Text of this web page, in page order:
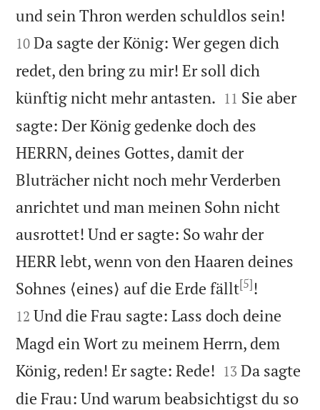
und sein Thron werden schuldlos sein!
10 Da sagte der König: Wer gegen dich
redet, den bring zu mir! Er soll dich
künftig nicht mehr antasten. 

11 Sie aber
sagte: Der König gedenke doch des
HERRN, deines Gottes, damit der
Bluträcher nicht noch mehr Verderben
anrichtet und man meinen Sohn nicht
ausrottet! Und er sagte: So wahr der
HERR lebt, wenn von den Haaren deines
Sohnes ⟨eines⟩ auf die Erde fällt[5]!
12 Und die Frau sagte: Lass doch deine
Magd ein Wort zu meinem Herrn, dem
König, reden! Er sagte: Rede! 

13 Da sagte
die Frau: Und warum beabsichtigst du so